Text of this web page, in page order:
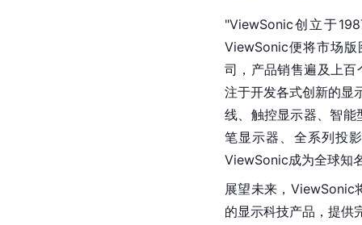
"ViewSonic创立于
ViewSonic便将市场
司，产品销售遍及上
注于开发各式创新的显
线、触控显示器、智能
笔显示器、全系列投
ViewSonic成为全球知
展望未来，ViewSonic
的显示科技产品，提供